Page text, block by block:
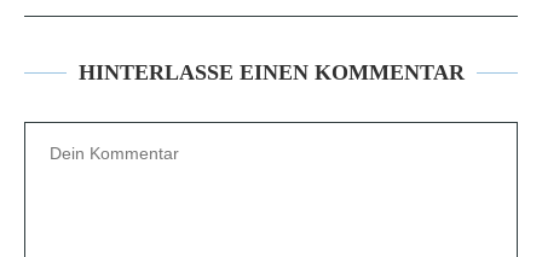
HINTERLASSE EINEN KOMMENTAR